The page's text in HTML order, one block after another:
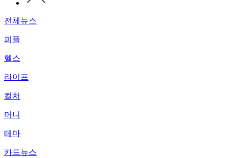
전체뉴스
피플
헬스
라이프
컬처
머니
테마
카드뉴스